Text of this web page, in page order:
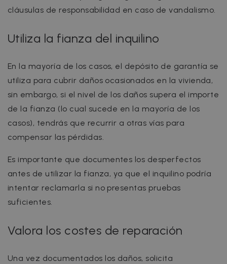
cláusulas de responsabilidad en caso de vandalismo.
Utiliza la fianza del inquilino
En la mayoría de los casos, el depósito de garantía se
utiliza para cubrir daños ocasionados en la vivienda,
sin embargo, si el nivel de los daños supera el importe
de la fianza (lo cual sucede en la mayoría de los
casos), tendrás que recurrir a otras vías para
compensar las pérdidas.
Es importante que documentes los desperfectos
antes de utilizar la fianza, ya que el inquilino podría
intentar reclamarla si no presentas pruebas
suficientes.
Valora los costes de reparación
Una vez documentados los daños, solicita